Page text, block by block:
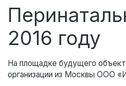
2016 году
На площадке будущего
организации из Москвы ООО